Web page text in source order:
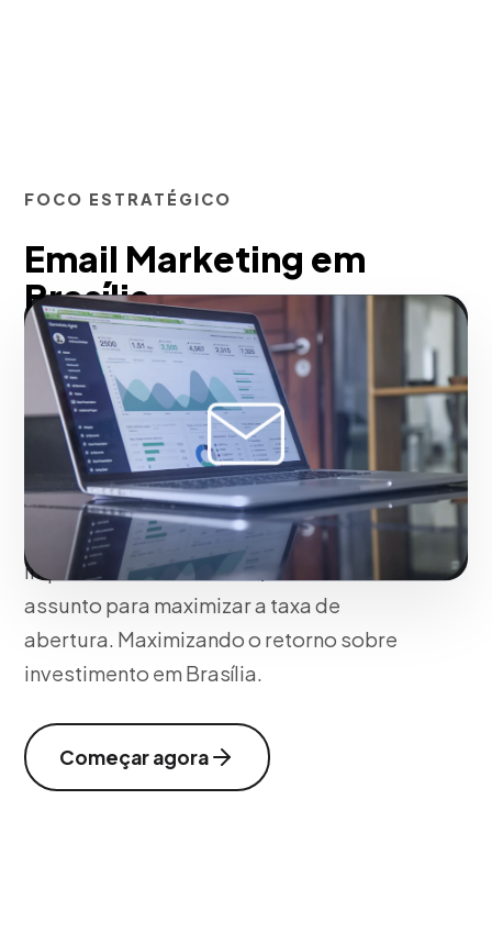
FOCO ESTRATÉGICO
Email Marketing em
Brasília
Em Brasília, desenvolvemos fluxos de
automação de e-mail com higiene
avançada de banco de dados para
garantir máxima entregabilidade e evitar
caixas de spam. Personalizamos o
conteúdo usando tags dinâmicas e
implementamos testes A/B nas linhas de
assunto para maximizar a taxa de
abertura. Maximizando o retorno sobre
investimento em Brasília.
Começar agora